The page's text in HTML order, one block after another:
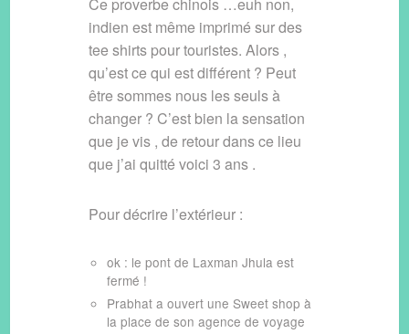
indien est même imprimé sur des
tee shirts pour touristes. Alors ,
qu’est ce qui est différent ? Peut
être sommes nous les seuls à
changer ? C’est bien la sensation
que je vis , de retour dans ce lieu
que j’ai quitté voici 3 ans .
Pour décrire l’extérieur :
ok : le pont de Laxman Jhula est
fermé !
Prabhat a ouvert une Sweet shop à
la place de son agence de voyage